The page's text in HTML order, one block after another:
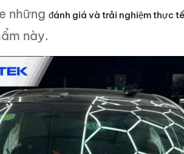
những đánh giá và trải nghiệm thực
này.